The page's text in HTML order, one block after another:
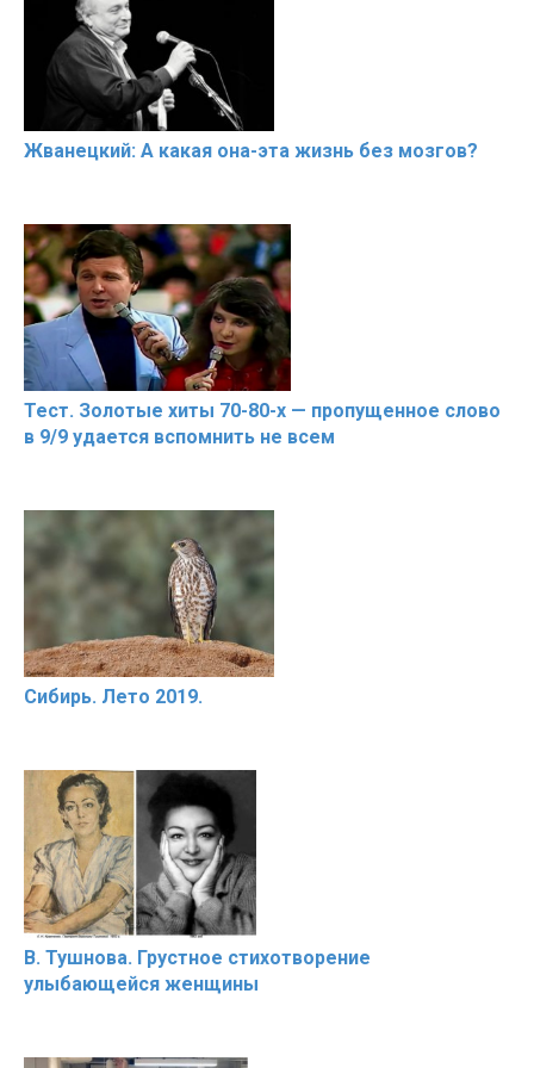
Жванецкий: А какая она-эта жизнь без мозгов?
Тест. Золотые хиты 70-80-х — пропущенное слово
в 9/9 удается вспомнить не всем
Сибирь. Лето 2019.
В. Тушнова. Грустное стихотворение
улыбающейся женщины